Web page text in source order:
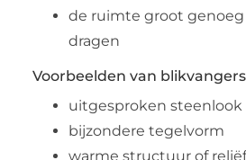
de ruimte groot
dragen
Voorbeelden van blikvangers
uitgesproken steenlook
bijzondere tegelvorm
warme structuur of reliëf